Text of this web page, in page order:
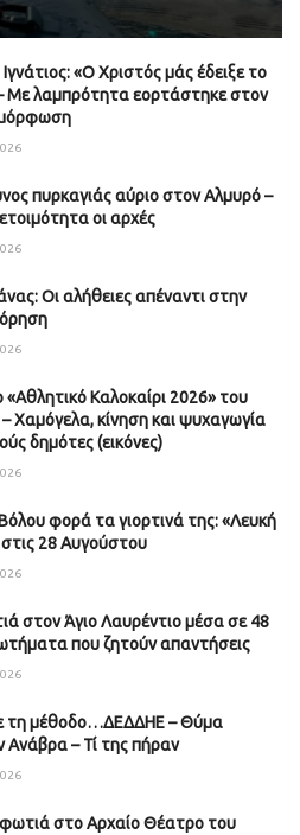
«Ο Χριστός μάς έδειξε το
Με λαμπρότητα εορτάστηκε στον
πυρκαγιάς αύριο στον Αλμυρό –
οι αρχές
Οι αλήθειες απέναντι στην
«Αθλητικό Καλοκαίρι 2026» του
Χαμόγελα, κίνηση και ψυχαγωγία
δημότες (εικόνες)
φορά τα γιορτινά της: «Λευκή
28 Αυγούστου
στον Άγιο Λαυρέντιο μέσα σε 48
που ζητούν απαντήσεις
τη μέθοδο…ΔΕΔΔΗΕ – Θύμα
Ανάβρα – Τί της πήραν
φωτιά στο Αρχαίο Θέατρο του